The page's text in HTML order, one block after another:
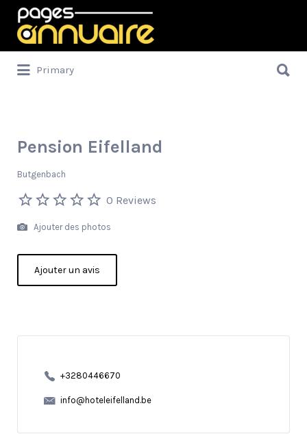
Rechercher:
Primary
Pension Eifelland
Butgenbach
0 Reviews
Ajouter des photos
Ajouter un avis
+3280446670
info@hoteleifelland.be